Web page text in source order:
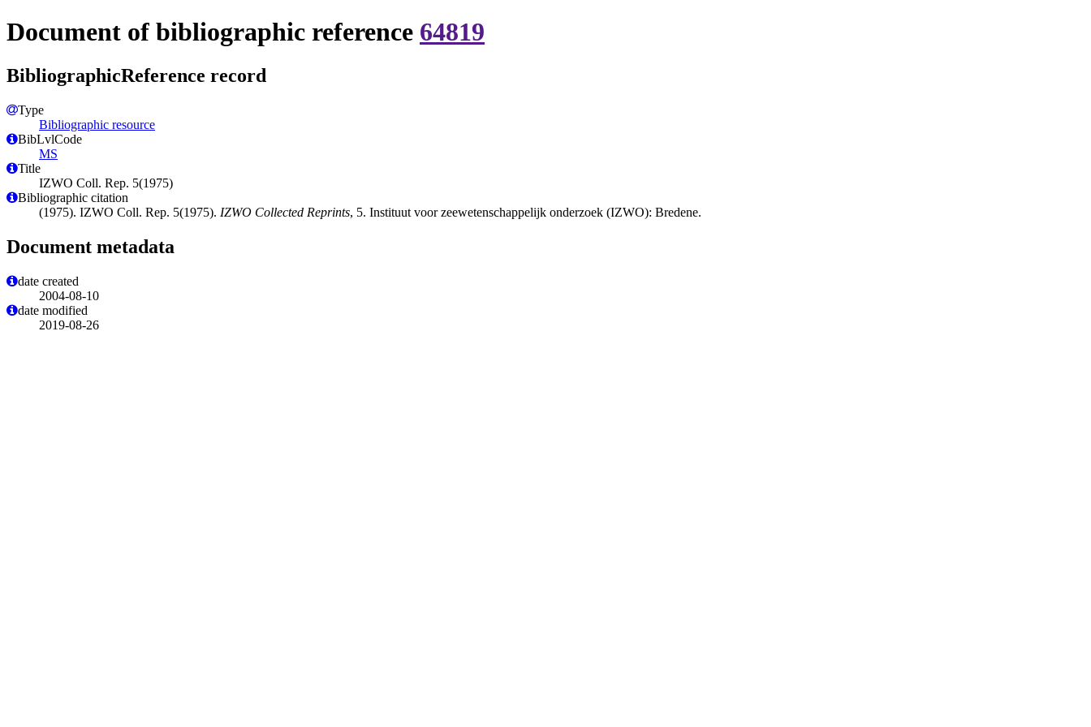
Document of bibliographic reference 64819
BibliographicReference record
Type
Bibliographic resource
BibLvlCode
MS
Title
IZWO Coll. Rep. 5(1975)
Bibliographic citation
(1975). IZWO Coll. Rep. 5(1975). IZWO Collected Reprints, 5. Instituut voor zeewetenschappelijk onderzoek (IZWO): Bredene.
Document metadata
date created
2004-08-10
date modified
2019-08-26